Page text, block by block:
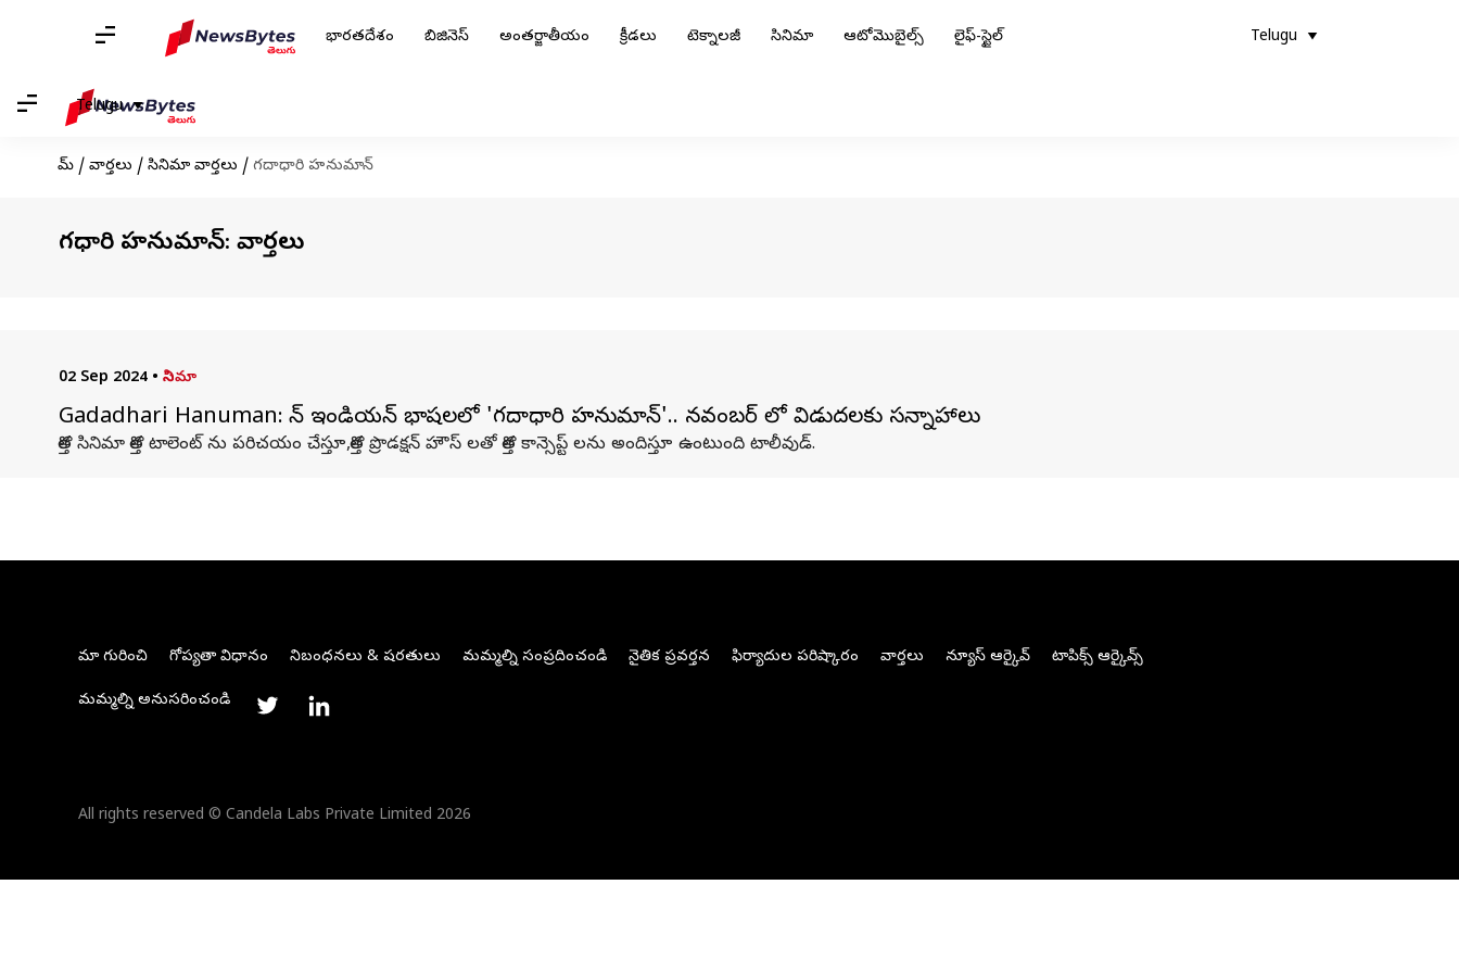
భారతదేశం బిజినెస్ అంతర్జాతీయం క్రీడలు టెక్నాలజీ సినిమా ఆటోమొబైల్స్ లైఫ్-స్టైల్ Telugu
Telugu
హోమ్ / వార్తలు / సినిమా వార్తలు / గదాధారి హనుమాన్
గదాధారి హనుమాన్: వార్తలు
02 Sep 2024 • సినిమా
Gadadhari Hanuman: పాన్ ఇండియన్ భాషలలో 'గదాధారి హనుమాన్'.. నవంబర్ లో విడుదలకు సన్నాహాలు
కొత్త సినిమా కొత్త టాలెంట్ ను పరిచయం చేస్తూ,కొత్త ప్రొడక్షన్ హౌస్ లతో కొత్త కాన్సెప్ట్ లను అందిస్తూ ఉంటుంది టాలీవుడ్.
మా గురించి గోప్యతా విధానం నిబంధనలు & షరతులు మమ్మల్ని సంప్రదించండి నైతిక ప్రవర్తన ఫిర్యాదుల పరిష్కారం వార్తలు న్యూస్ ఆర్కైవ్ టాపిక్స్ ఆర్కైవ్స్
మమ్మల్ని అనుసరించండి
All rights reserved © Candela Labs Private Limited 2026